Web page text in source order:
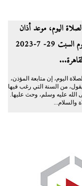
اليوم، موعد أذان
الفجر اليوم السبت 29- 7-2023
اليوم، إن متابعة المؤذن،
من السنة التي رغب فيها
الله عليه وسلم، وحث عليها.
والسلام...